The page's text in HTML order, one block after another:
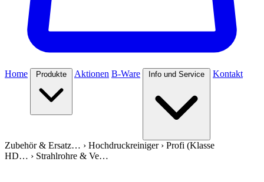
Home Produkte Aktionen B-Ware Info und Service Kontakt
Zubehör & Ersatz… › Hochdruckreiniger› Profi (Klasse
HD… › Strahlrohre & Ve…